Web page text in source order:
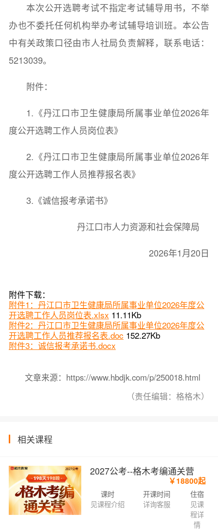
本次公开选聘考试不指定考试辅导用书，不举
办也不委托任何机构举办考试辅导培训班。本公告
中有关政策口径由市人社局负责解释，联系电话：
5213039。
附件：
1.《丹江口市卫生健康局所属事业单位2026年
度公开选聘工作人员岗位表》
2.《丹江口市卫生健康局所属事业单位2026年
度公开选聘工作人员推荐报名表》
3.《诚信报考承诺书》
丹江口市人力资源和社会保障局
2026年1月20日
附件下载：
附件1：丹江口市卫生健康局所属事业单位2026年度公
开选聘工作人员岗位表.xlsx 11.11Kb
附件2：丹江口市卫生健康局所属事业单位2026年度公
开选聘工作人员推荐报名表.doc 152.27Kb
附件3：诚信报考承诺书.docx
文章来源：https://www.hbdjk.com/p/250018.html
（责任编辑：格格木）
相关课程
2027公考--格木考编通关营
￥18800起
课时
见课程介绍
开课时间
详询客服
住宿
见课
程详
情